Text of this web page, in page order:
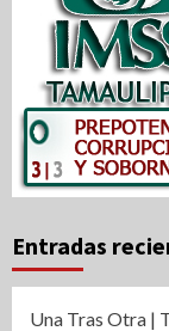
Entradas
Una Tras Otra |